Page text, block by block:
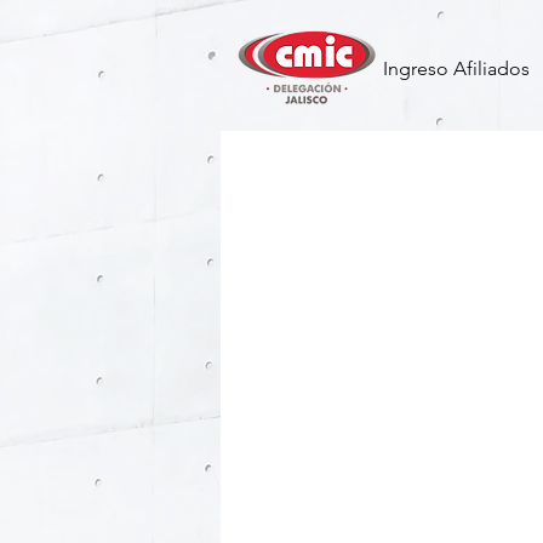
Ingreso Afiliados